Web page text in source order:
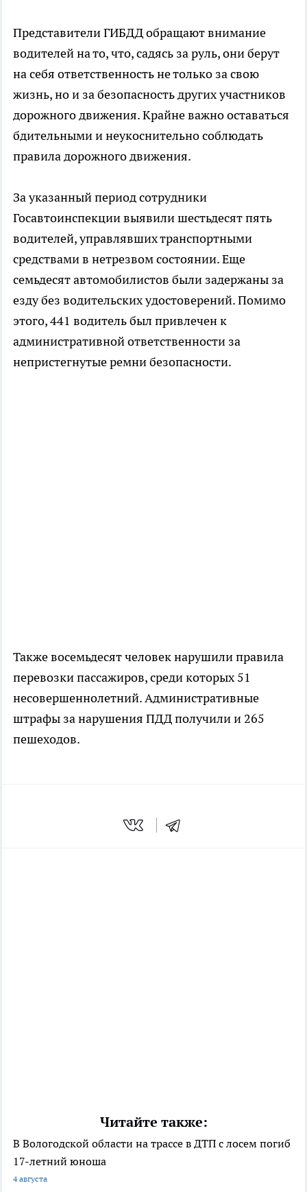
Представители ГИБДД обращают внимание
водителей на то, что, садясь за руль, они берут
на себя ответственность не только за свою
жизнь, но и за безопасность других участников
дорожного движения. Крайне важно оставаться
бдительными и неукоснительно соблюдать
правила дорожного движения.
За указанный период сотрудники
Госавтоинспекции выявили шестьдесят пять
водителей, управлявших транспортными
средствами в нетрезвом состоянии. Еще
семьдесят автомобилистов были задержаны за
езду без водительских удостоверений. Помимо
этого, 441 водитель был привлечен к
административной ответственности за
непристегнутые ремни безопасности.
Также восемьдесят человек нарушили правила
перевозки пассажиров, среди которых 51
несовершеннолетний. Административные
штрафы за нарушения ПДД получили и 265
пешеходов.
Читайте также:
В Вологодской области на трассе в ДТП с лосем погиб
17-летний юноша
4 августа